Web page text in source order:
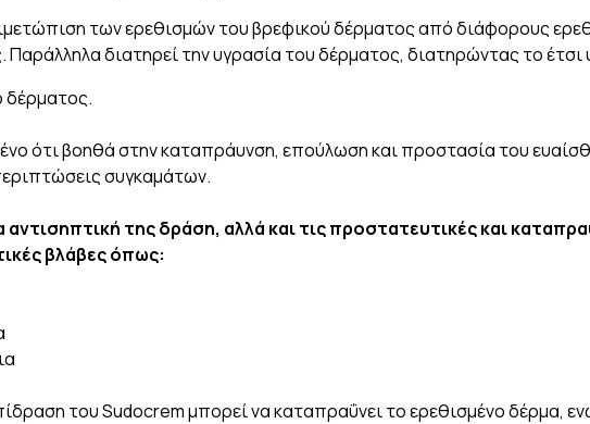
των ερεθισμών του βρεφικού δέρματος από διάφορους
διατηρεί την υγρασία του δέρματος, διατηρώντας το έτσι
δέρματος.
ότι βοηθά στην καταπράυνση, επούλωση και προστασία του
συγκαμάτων.
της δράση, αλλά και τις προστατευτικές και
βλάβες όπως:
του Sudocrem μπορεί να καταπραΰνει το ερεθισμένο δέρμα,